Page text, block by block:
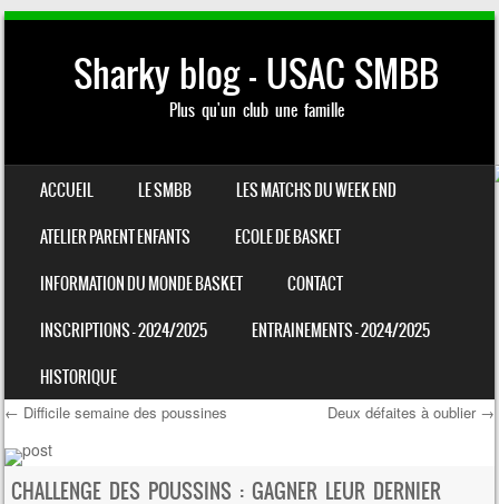
Sharky blog – USAC SMBB
Plus qu'un club une famille
MENU
SKIP TO CONTENT
ACCUEIL LE SMBB
LES MATCHS DU WEEK END
ATELIER PARENT ENFANTS
ECOLE DE BASKET
INFORMATION DU MONDE BASKET
CONTACT
INSCRIPTIONS – 2024/2025
ENTRAINEMENTS – 2024/2025
HISTORIQUE
Post navigation
← Difficile semaine des poussines Deux défaites à oublier →
CHALLENGE DES POUSSINS : GAGNER LEUR DERNIER